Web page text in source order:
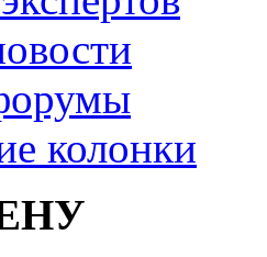
колонки